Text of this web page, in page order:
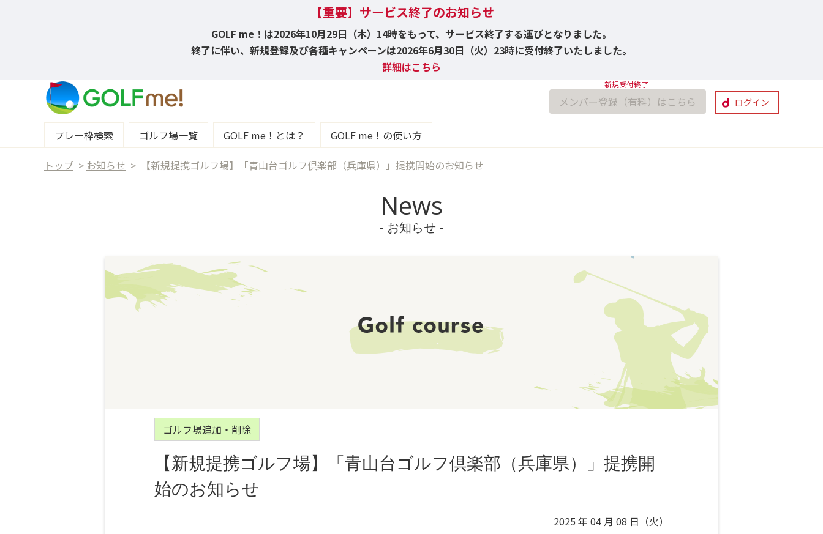
【重要】サービス終了のお知らせ
GOLF me！は2026年10月29日（木）14時をもって、サービス終了する運びとなりました。
終了に伴い、新規登録及び各種キャンペーンは2026年6月30日（火）23時に受付終了いたしました。
詳細はこちら
メンバー登録（有料）はこちら ログイン
プレー枠検索 ゴルフ場一覧 GOLF me！とは？ GOLF me！の使い方
トップ > お知らせ > 【新規提携ゴルフ場】「青山台ゴルフ倶楽部（兵庫県）」提携開始のお知らせ
News
- お知らせ -
ゴルフ場追加・削除
【新規提携ゴルフ場】「青山台ゴルフ倶楽部（兵庫県）」提携開
始のお知らせ
2025 年 04 月 08 日（火）